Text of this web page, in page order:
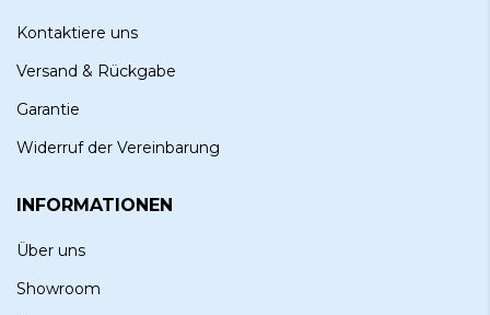
Kontaktiere uns
Versand & Rückgabe
Garantie
Widerruf der Vereinbarung
INFORMATIONEN
Über uns
Showroom